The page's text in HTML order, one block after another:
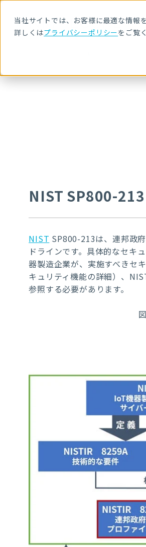
当社サイトでは、お客様に最適な情報
詳しくはプライバシーポリシーをご覧
NIST SP800-213
NIST SP800-213は、連邦政
ドラインです。具体的なセキ
器製造企業が、実施すべきセ
キュリティ機能の詳細）、
参照する必要があります。